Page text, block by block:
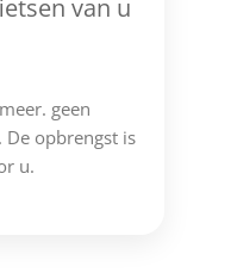
van u
geen
opbrengst is
u.